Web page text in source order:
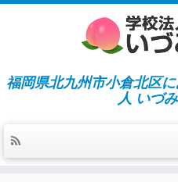
福岡県北九州市小倉北区
人 いづ